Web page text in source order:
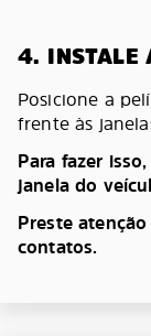
4. INSTALE
Posicione a
frente às
Para fazer
janela do
Preste
contatos.